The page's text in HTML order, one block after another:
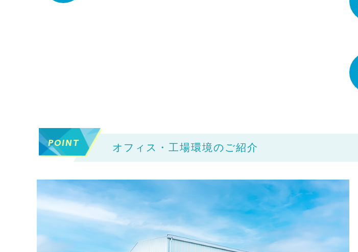
オフィス・工場環境のご紹介
POINT